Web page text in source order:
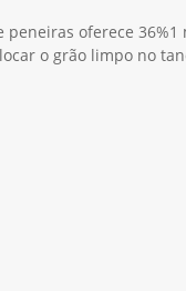
peneiras oferece
o grão limpo no